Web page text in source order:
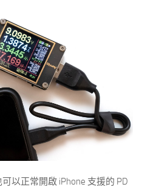
以正常開啟 iPhone 支援的 PD